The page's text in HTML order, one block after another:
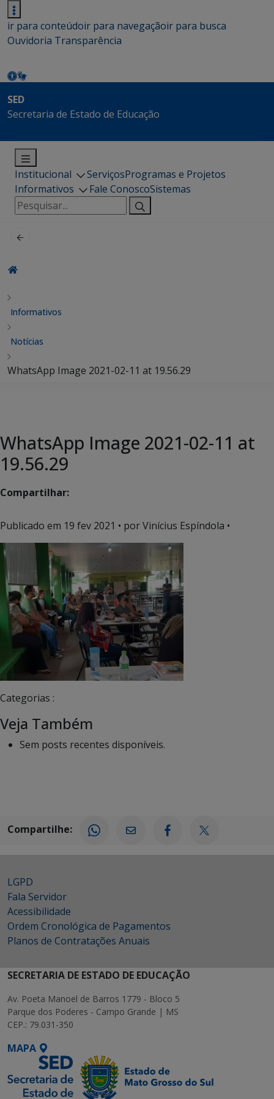
ir para conteúdoir para navegaçãoir para busca
Ouvidoria Transparência
SED
Secretaria de Estado de Educação
Institucional ServiçosProgramas e Projetos
Informativos
Fale ConoscoSistemas
Pesquisar
por:
Informativos
Notícias
WhatsApp Image 2021-02-11 at 19.56.29
WhatsApp Image 2021-02-11 at
19.56.29
Compartilhar:
Publicado em 19 fev 2021 • por Vinícius Espíndola •
Categorias :
Veja Também
Sem posts recentes disponíveis.
Compartilhe:
LGPD
Fala Servidor
Acessibilidade
Ordem Cronológica de Pagamentos
Planos de Contratações Anuais
SECRETARIA DE ESTADO DE EDUCAÇÃO
Av. Poeta Manoel de Barros 1779 - Bloco 5
Parque dos Poderes - Campo Grande | MS
CEP.: 79.031-350
MAPA